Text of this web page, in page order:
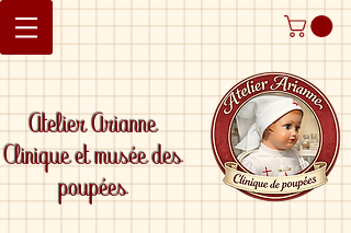
Atelier Arianne
Clinique et musée des
poupées